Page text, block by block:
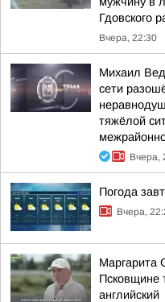
Гдовского
Вчера, 22:30
Михаил
сети
тяжёлой
Вчера,
Погода
Вчера,
Маргарита
Псковщине
английский